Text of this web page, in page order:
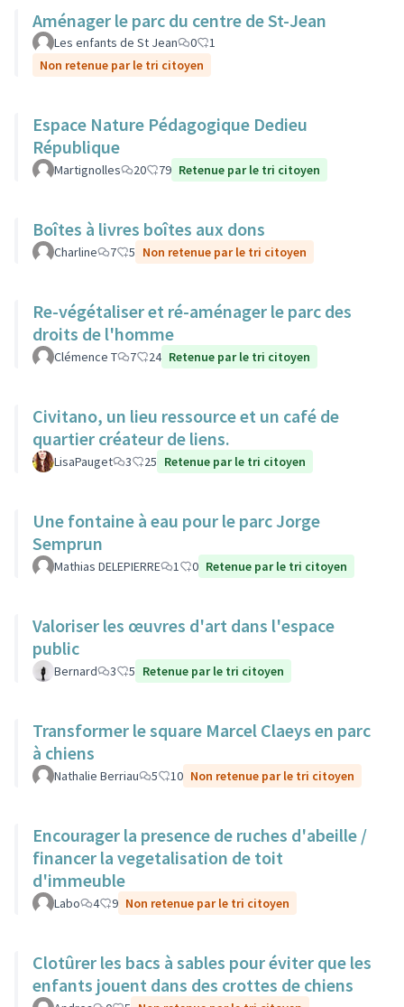
Aménager le parc du centre de St-Jean
Les enfants de St Jean 0
1
Non retenue par le tri citoyen
Espace Nature Pédagogique Dedieu
République
Martignolles 20 79 Retenue par le tri citoyen
Boîtes à livres boîtes aux dons
Charline 7 5 Non retenue par le tri citoyen
Re-végétaliser et ré-aménager le parc des
droits de l'homme
Clémence T 7 24 Retenue par le tri citoyen
Civitano, un lieu ressource et un café de
quartier créateur de liens.
LisaPauget 3 25 Retenue par le tri citoyen
Une fontaine à eau pour le parc Jorge
Semprun
Mathias DELEPIERRE 1 0 Retenue par le tri citoyen
Valoriser les œuvres d'art dans l'espace
public
Bernard 3 5 Retenue par le tri citoyen
Transformer le square Marcel Claeys en parc
à chiens
Nathalie Berriau 5 10 Non retenue par le tri citoyen
Encourager la presence de ruches d'abeille /
financer la vegetalisation de toit
d'immeuble
Labo 4 9 Non retenue par le tri citoyen
Clotûrer les bacs à sables pour éviter que les
enfants jouent dans des crottes de chiens